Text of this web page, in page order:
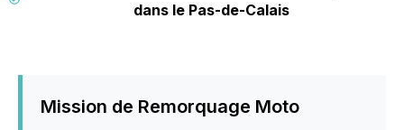
dans le Pas-de-Calais
Mission de Remorquage Moto